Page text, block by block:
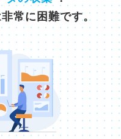
常に困難です。​